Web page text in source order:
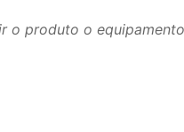
o produto o